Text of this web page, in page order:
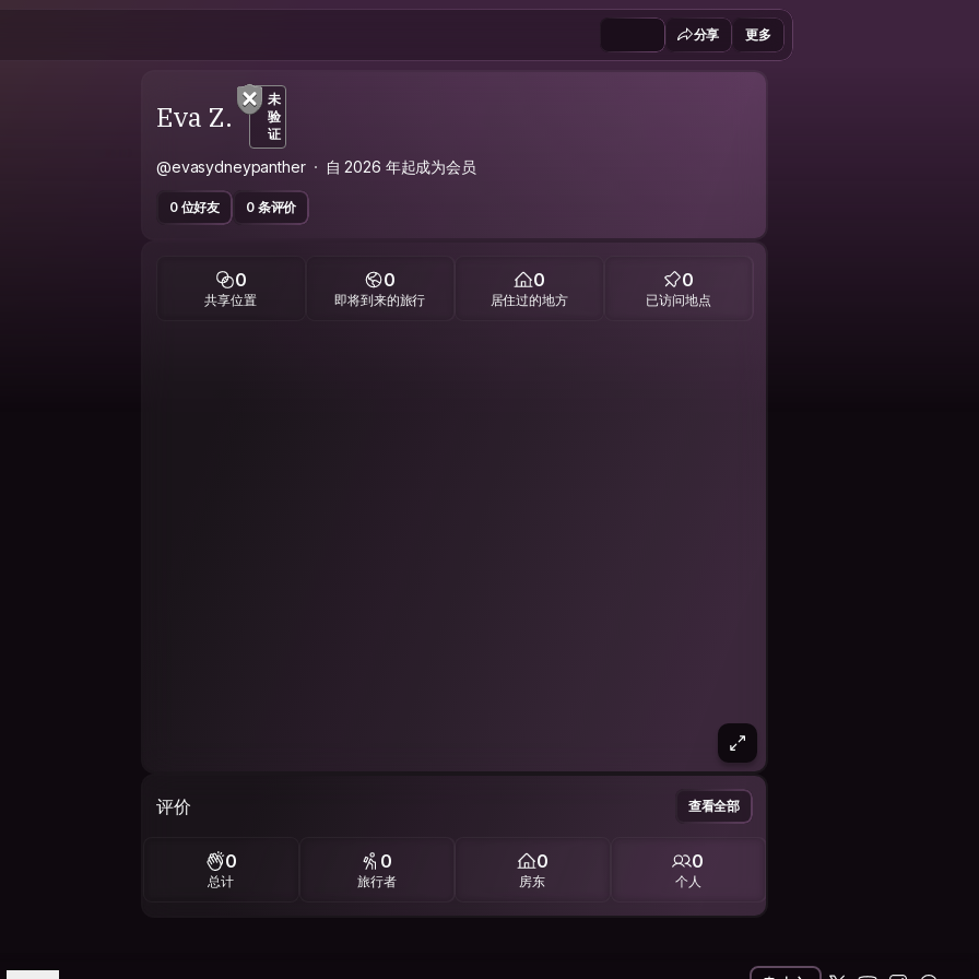
分享 更多
Eva Z.
未
验
证
@evasydneypanther 自 2026 年起成为会员
0 位好友 0 条评价
0
共享位置
0
即将到来的旅行
0
居住过的地方
0
已访问地点
评价 查看全部
0
总计
0
旅行者
0
房东
0
个人